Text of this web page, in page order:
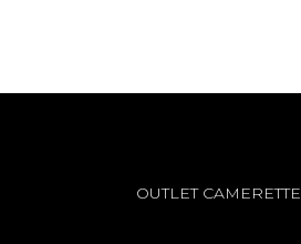
OUTLET CAMERETTE